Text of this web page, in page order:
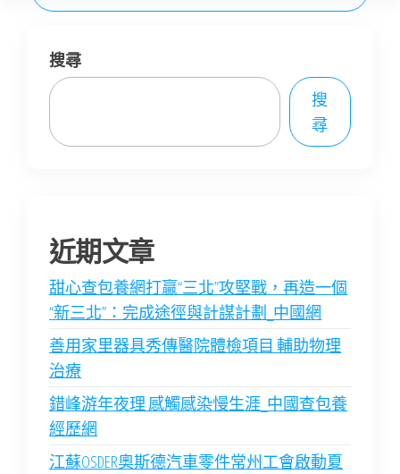
搜尋
搜
尋
近期文章
甜心查包養網打贏“三北”攻堅戰，再造一個
“新三北”：完成途徑與計謀計劃_中國網
善用家里器具秀傳醫院體檢項目 輔助物理
治療
錯峰游年夜理 感觸感染慢生涯_中國查包養
經歷網
江蘇OSDER奧斯德汽車零件常州工會啟動夏